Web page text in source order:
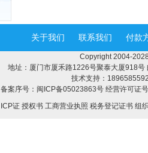
关于我们 联系我们 付款
Copyright 2004-
地址：厦门市厦禾路1226号聚泰大厦918
技术支持：
备案序号：闽ICP备05023863号 经营许可证
ICP证 授权书 工商营业执照 税务登记证书 组